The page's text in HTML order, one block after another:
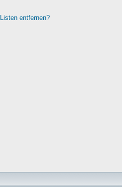
entfernen?